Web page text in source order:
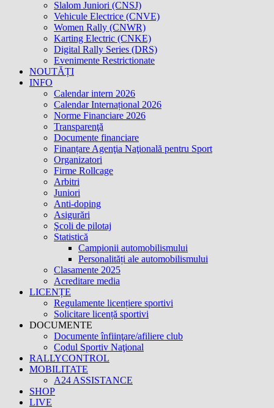
Slalom Juniori (CNSJ)
Vehicule Electrice (CNVE)
Women Rally (CNWR)
Karting Electric (CNKE)
Digital Rally Series (DRS)
Evenimente Restrictionate
NOUTĂȚI
INFO
Calendar intern 2026
Calendar Internațional 2026
Norme Financiare 2026
Transparenţă
Documente financiare
Finanțare Agenţia Naţională pentru Sport
Organizatori
Firme Rollcage
Arbitri
Juniori
Anti-doping
Asigurări
Şcoli de pilotaj
Statistică
Campionii automobilismului
Personalități ale automobilismului
Clasamente 2025
Acreditare media
LICENȚE
Regulamente licențiere sportivi
Solicitare licență sportivi
DOCUMENTE
Documente înfiinţare/afiliere club
Codul Sportiv Naţional
RALLYCONTROL
MOBILITATE
A24 ASSISTANCE
SHOP
LIVE